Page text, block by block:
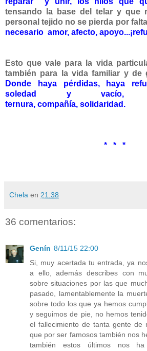
tensando la base del telar y que
personal tejido no se pierda por
necesario amor, afecto,
Esto que vale para la vida
también para la vida familiar y de
Donde haya pérdidas, haya
soledad y vacío,
ternura, compañía, solidaridad.
* * *
Chela en 21:38
36 comentarios:
Genín 8/11/15 22:00
Si, muy acertada tu entrada, ya
a ello, además describes con
sobre situaciones por las que
pasado, lamentablemente la
sobre todo los que ya hemos
y seguimos de pie, no hemos
el fallecimiento de tanta gente de
que por ser famosos también nos
también estos últimos nos